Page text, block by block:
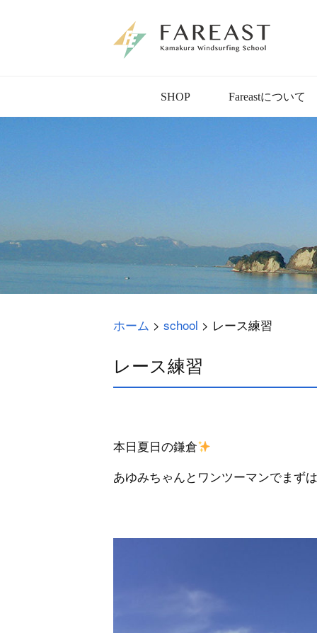
SHOP Fareastについて
ホーム > school > レース練習
レース練習
本日夏日の鎌倉
あゆみちゃんとワンツーマンでまず